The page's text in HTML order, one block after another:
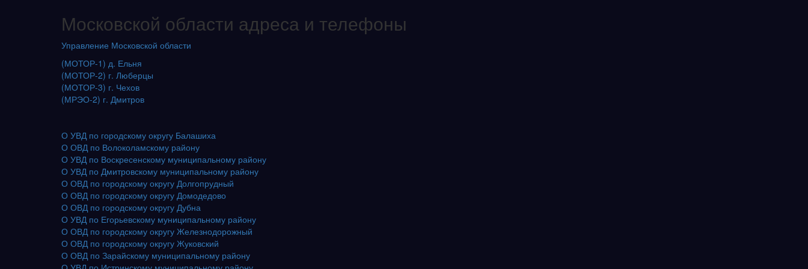
Московской области адреса и телефоны
Управление Московской области
(МОТОР-1) д. Ельня
(МОТОР-2) г. Люберцы
(МОТОР-3) г. Чехов
(МРЭО-2) г. Дмитров
О УВД по городскому округу Балашиха
О ОВД по Волоколамскому району
О УВД по Воскресенскому муниципальному району
О УВД по Дмитровскому муниципальному району
О ОВД по городскому округу Долгопрудный
О ОВД по городскому округу Домодедово
О ОВД по городскому округу Дубна
О УВД по Егорьевскому муниципальному району
О ОВД по городскому округу Железнодорожный
О ОВД по городскому округу Жуковский
О ОВД по Зарайскому муниципальному району